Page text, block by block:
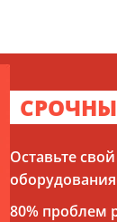
Оставьте
80% проблем